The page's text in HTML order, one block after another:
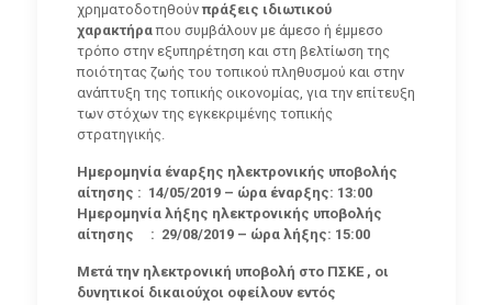
χρηματοδοτηθούν πράξεις ιδιωτικού
χαρακτήραπου συμβάλουν με άμεσο ή έμμεσο
τρόπο στην εξυπηρέτηση και στη βελτίωση της
ποιότητας ζωής του τοπικού πληθυσμού και στην
ανάπτυξη της τοπικής οικονομίας, για την επίτευξη
των στόχων της εγκεκριμένης τοπικής
στρατηγικής.
Ημερομηνία έναρξης ηλεκτρονικής υποβολής
αίτησης : 14/05/2019 – ώρα έναρξης: 13:00
Ημερομηνία λήξης ηλεκτρονικής υποβολής
αίτησης : 29/08/2019 – ώρα λήξης: 15:00
Μετά την ηλεκτρονική υποβολή στο ΠΣΚΕ , οι
δυνητικοί δικαιούχοι οφείλουν εντός